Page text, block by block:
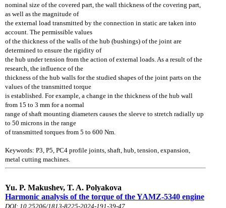
nominal size of the covered part, the wall thickness of the covering part,
as well as the magnitude of
the external load transmitted by the connection in static are taken into
account. The permissible values
of the thickness of the walls of the hub (bushings) of the joint are
determined to ensure the rigidity of
the hub under tension from the action of external loads. As a result of the
research, the influence of the
thickness of the hub walls for the studied shapes of the joint parts on the
values of the transmitted torque
is established. For example, a change in the thickness of the hub wall
from 15 to 3 mm for a normal
range of shaft mounting diameters causes the sleeve to stretch radially up
to 50 microns in the range
of transmitted torques from 5 to 600 Nm.
Keywords: P3, P5, PC4 profile joints, shaft, hub, tension, expansion,
metal cutting machines.
Yu. P. Makushev, T. A. Polyakova
Harmonic analysis of the torque of the YAMZ-5340 engine
DOI: 10.25206/1813-8225-2024-191-39-47